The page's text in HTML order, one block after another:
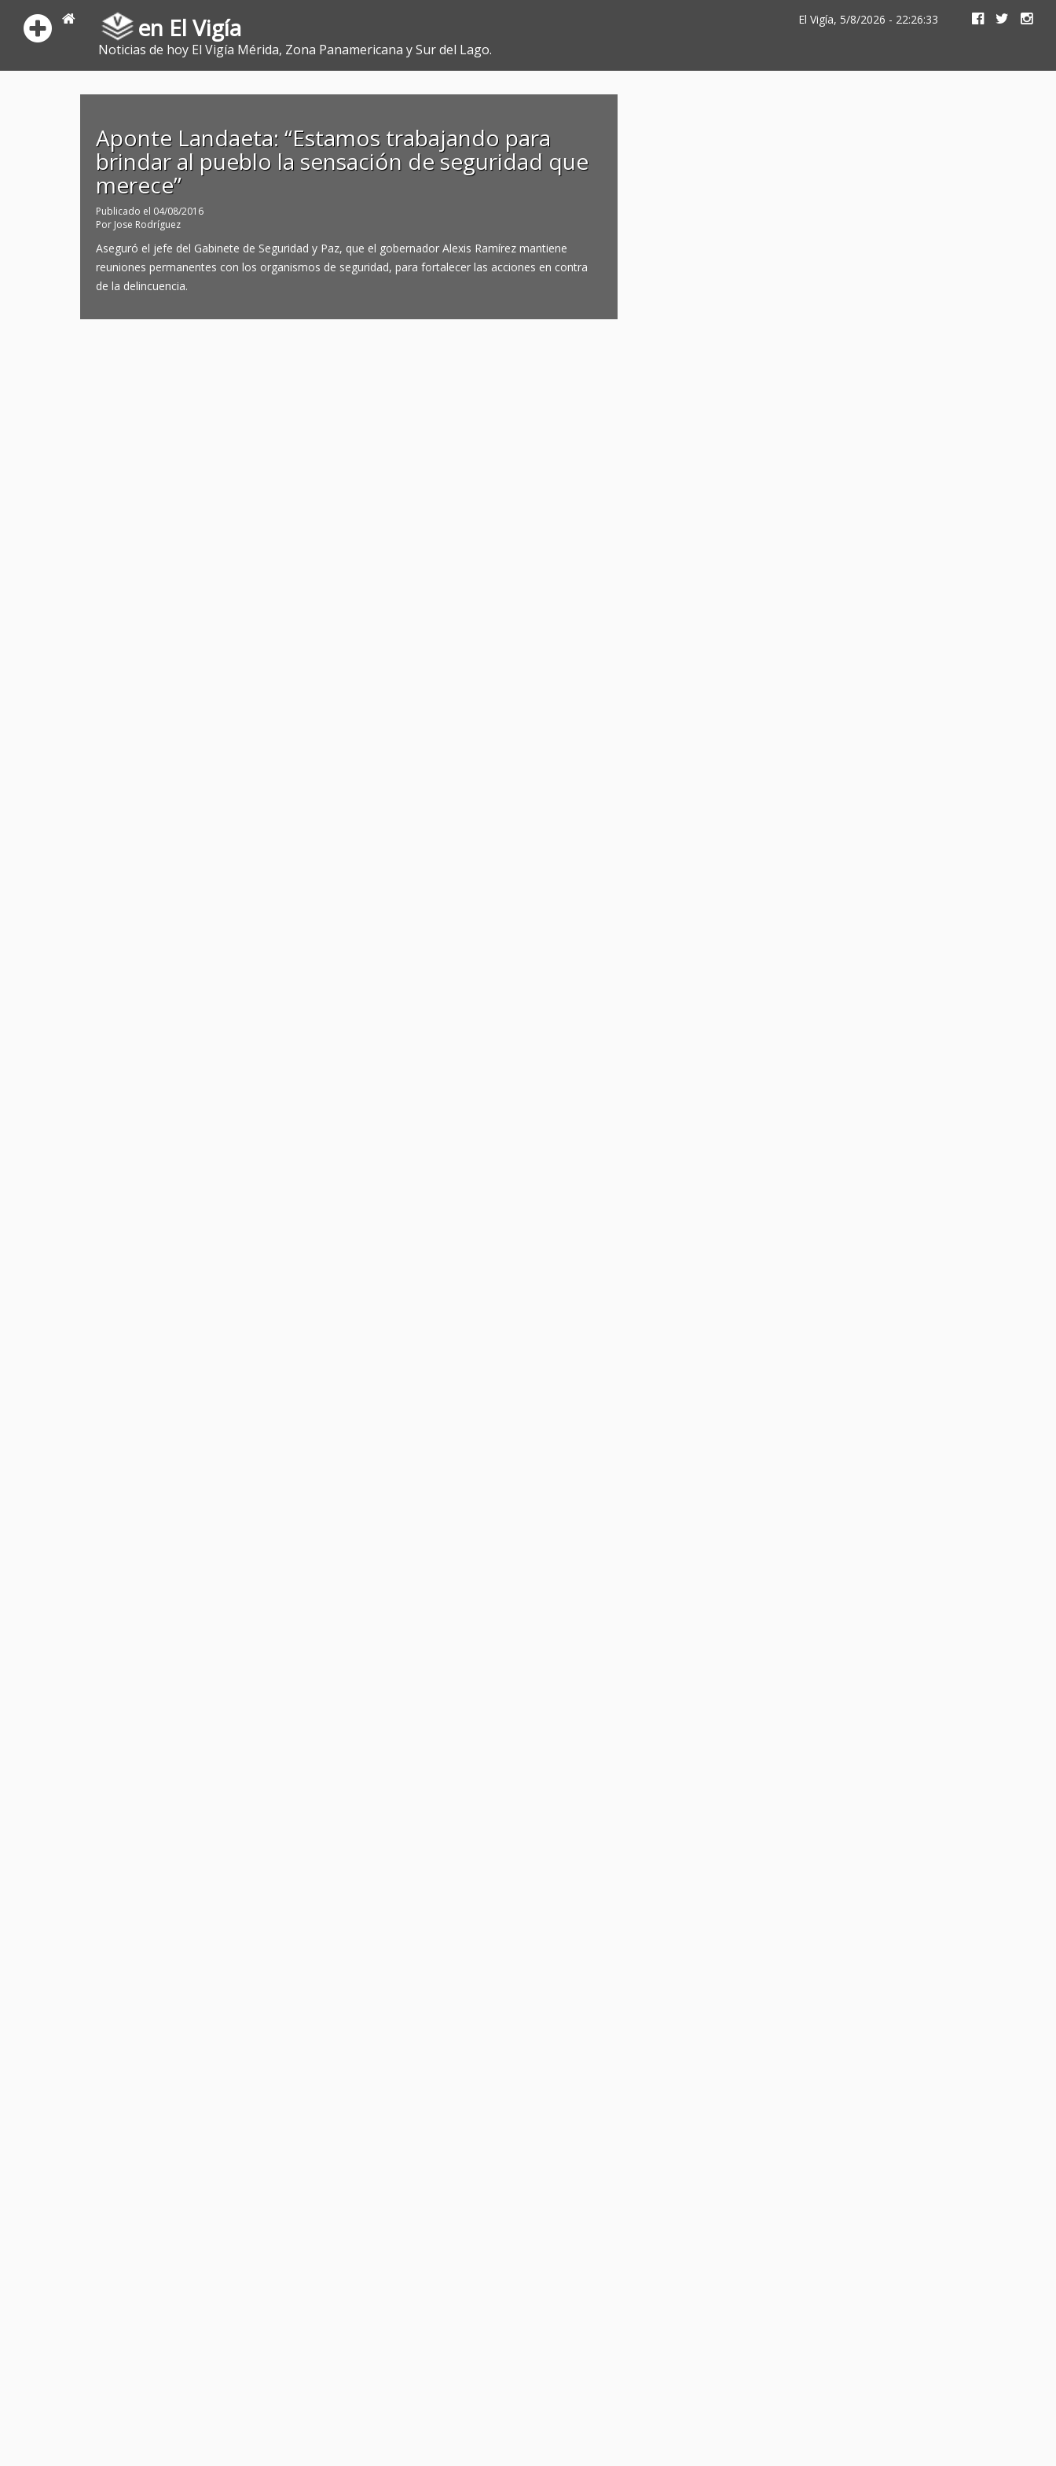
en El Vigía
Noticias de hoy El Vigía Mérida, Zona Panamericana y Sur del Lago.
El Vigía, 5/8/2026 - 22:26:33
Aponte Landaeta: “Estamos trabajando para
brindar al pueblo la sensación de seguridad que
merece”
Publicado el 04/08/2016
Por Jose Rodríguez
Aseguró el jefe del Gabinete de Seguridad y Paz, que el gobernador Alexis Ramírez mantiene
reuniones permanentes con los organismos de seguridad, para fortalecer las acciones en contra
de la delincuencia.